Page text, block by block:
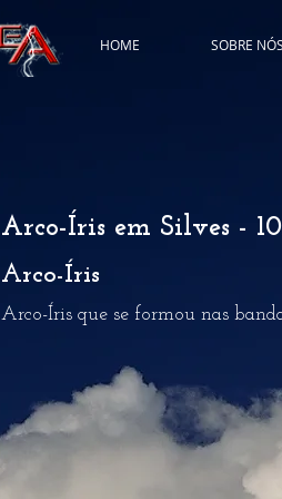
HOME SOBRE NÓS
Arco-Íris em Silves -
Arco-Íris
Arco-Íris que se formou nas